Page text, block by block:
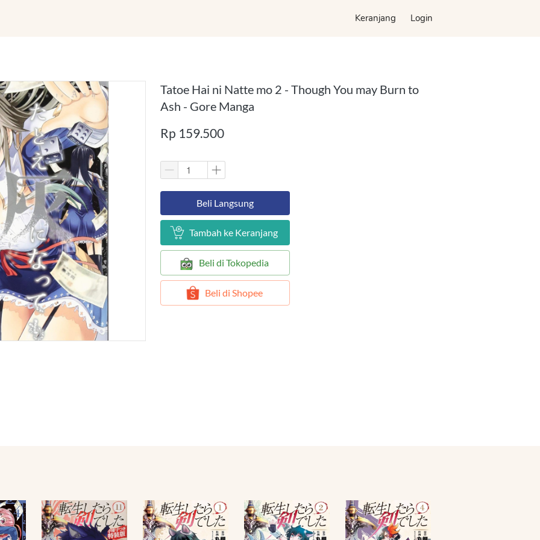
Keranjang Login
Keranjang Login
Tatoe Hai ni Natte mo 2 - Though You may Burn to
Ash - Gore Manga
Rp 159.500
`Beli Langsung
` Tambah ke Keranjang
` Beli di Tokopedia
` Beli di Shopee